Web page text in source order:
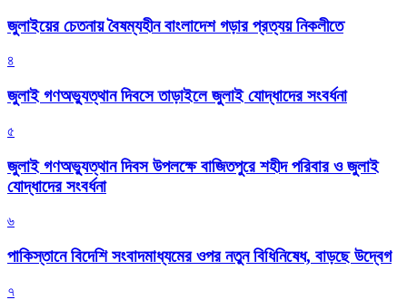
জুলাইয়ের চেতনায় বৈষম্যহীন বাংলাদেশ গড়ার প্রত্যয় নিকলীতে
৪
জুলাই গণঅভ্যুত্থান দিবসে তাড়াইলে জুলাই যোদ্ধাদের সংবর্ধনা
৫
জুলাই গণঅভ্যুত্থান দিবস উপলক্ষে বাজিতপুরে শহীদ পরিবার ও জুলাই
যোদ্ধাদের সংবর্ধনা
৬
পাকিস্তানে বিদেশি সংবাদমাধ্যমের ওপর নতুন বিধিনিষেধ, বাড়ছে উদ্বেগ
৭